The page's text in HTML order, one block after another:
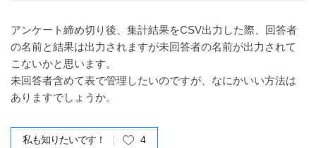
アンケート締め切り後、集計結果をCSV出力した際、回答者
の名前と結果は出力されますが未回答者の名前が出力されて
こないかと思います。
未回答者含めて表で管理したいのですが、なにかいい方法は
ありますでしょうか。
私も知りたいです！ 4